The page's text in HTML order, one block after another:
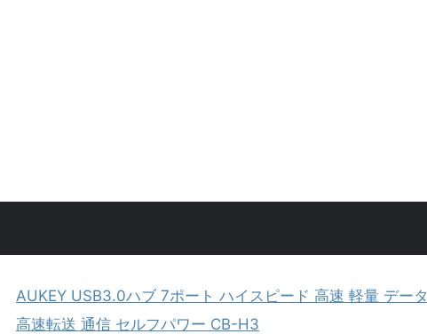
AUKEY USB3.0ハブ 7ポート ハイスピード 高速 軽量 データ
高速転送 通信 セルフパワー CB-H3